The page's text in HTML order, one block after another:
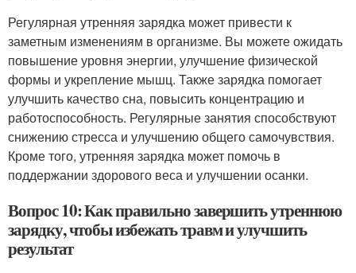
Регулярная утренняя зарядка может привести к
заметным изменениям в организме. Вы можете ожидать
повышение уровня энергии, улучшение физической
формы и укрепление мышц. Также зарядка помогает
улучшить качество сна, повысить концентрацию и
работоспособность. Регулярные занятия способствуют
снижению стресса и улучшению общего самочувствия.
Кроме того, утренняя зарядка может помочь в
поддержании здорового веса и улучшении осанки.
Вопрос 10: Как правильно завершить утреннюю
зарядку, чтобы избежать травм и улучшить
результат